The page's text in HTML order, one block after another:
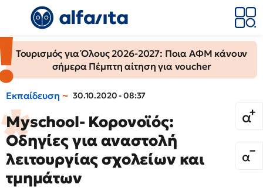
Τουρισμός για Όλους 2026-2027: Ποια ΑΦΜ κάνουν
σήμερα Πέμπτη αίτηση για voucher
Εκπαίδευση 30.10.2020 - 08:37
Myschool- Κορονοϊός:
Οδηγίες για αναστολή
λειτουργίας σχολείων και
τμημάτων